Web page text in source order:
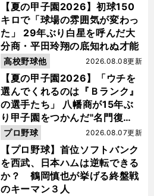
【夏の甲子園2026】初球150
キロで「球場の雰囲気が変わっ
た」 29年ぶり白星を呼んだ大
分商・平田玲翔の底知れぬ才能
【夏の甲子園2026】「ウチを
選んでくれるのは『Ｂランク』
の選手たち」 八幡商が15年ぶ
り甲子園をつかんだ"名門復
活"の舞台裏
2026.08.08更新
高校野球他
【プロ野球】首位ソフトバンク
を西武、日本ハムは逆転できる
か？ 鶴岡慎也が挙げる終盤戦
のキーマン３人
2026.08.07更新
プロ野球